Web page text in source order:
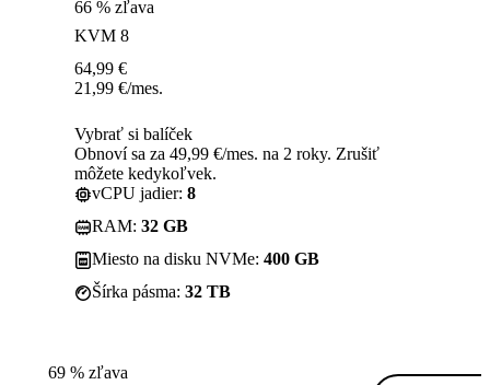
66 % zľava
KVM 8
64,99 €
21,99 €/mes.
Vybrať si balíček
Obnoví sa za 49,99 €/mes. na 2 roky. Zrušiť
môžete kedykoľvek.
vCPU jadier: 8
RAM: 32 GB
Miesto na disku NVMe: 400 GB
Šírka pásma: 32 TB
69 % zľava